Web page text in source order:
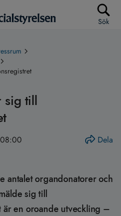
Sök
sig till
Dela
antalet organdonatorer och
sig till
är en oroande utveckling –